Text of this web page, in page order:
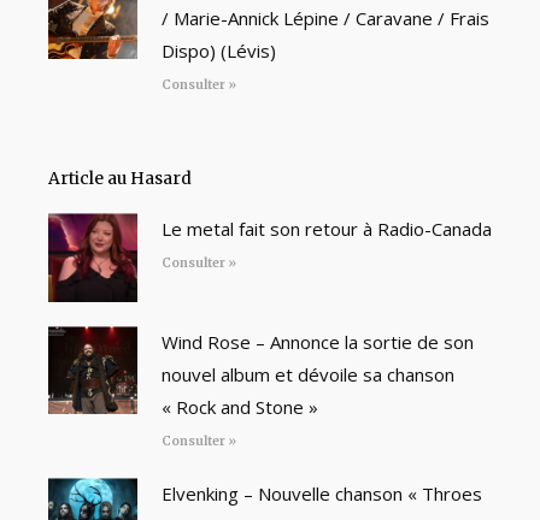
/ Marie-Annick Lépine / Caravane / Frais
Dispo) (Lévis)
Consulter »
Article au Hasard
Le metal fait son retour à Radio-Canada
Consulter »
Wind Rose – Annonce la sortie de son
nouvel album et dévoile sa chanson
« Rock and Stone »
Consulter »
Elvenking – Nouvelle chanson « Throes